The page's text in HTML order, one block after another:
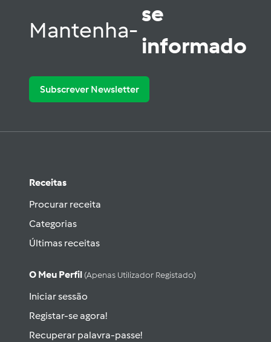
Mantenha-
se
informado
Subscrever Newsletter
Receitas
Procurar receita
Categorias
Últimas receitas
O Meu Perfil (apenas Utilizador Registado)
Iniciar sessão
Registar-se agora!
Recuperar palavra-passe!